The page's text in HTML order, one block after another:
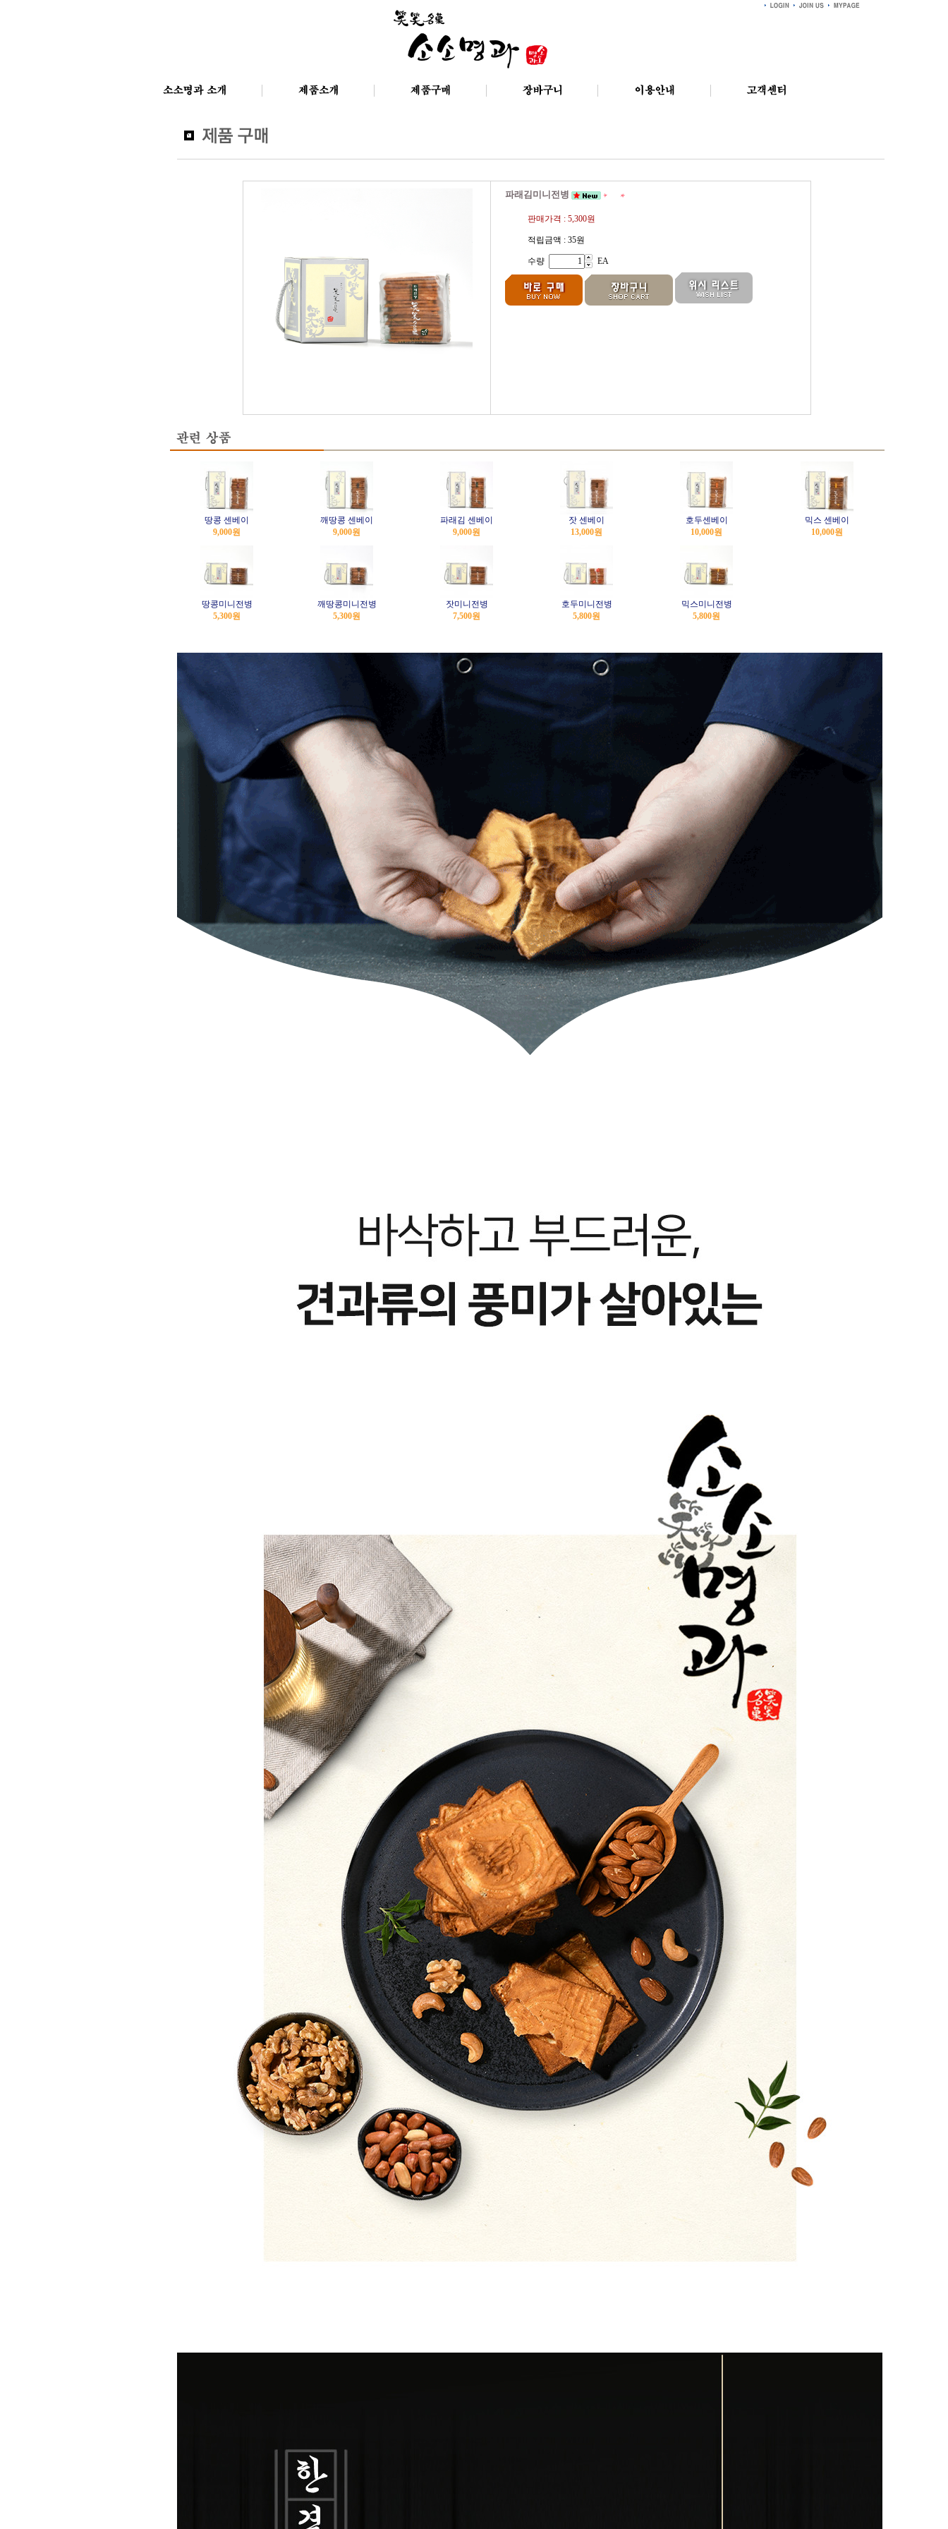
파래김미니전병
판매가격 : 5,300원
적립금액 : 35원
수량 EA
땅콩 센베이 깨땅콩 센베이 파래김 센베이 잣 센베이 호두센베이
믹스 센베이
9,000원 9,000원 9,000원 13,000원 10,000원 10,000원
땅콩미니전병 깨땅콩미니전병 잣미니전병 호두미니전병
믹스미니전병
5,300원 5,300원 7,500원 5,800원 5,800원